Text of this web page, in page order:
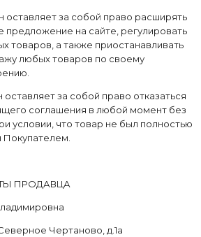
оставляет за собой право расширять
предложение на сайте, регулировать
товаров, а также приостанавливать
любых товаров по своему
оставляет за собой право отказаться
соглашения в любой момент без
условии, что товар не был полностью
Покупателем.
ПРОДАВЦА
Чертаново, д.1а